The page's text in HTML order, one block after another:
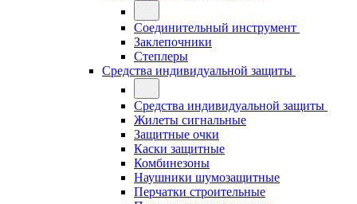
Соединительный инструмент
Заклепочники
Степлеры
Средства индивидуальной защиты
Средства индивидуальной защиты
Жилеты сигнальные
Защитные очки
Каски защитные
Комбинезоны
Наушники шумозащитные
Перчатки строительные